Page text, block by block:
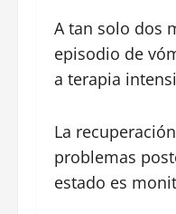
A tan solo dos
episodio de
a terapia
La
problemas
estado es